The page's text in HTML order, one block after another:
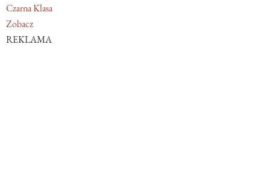
Czarna Klasa
Zobacz
REKLAMA